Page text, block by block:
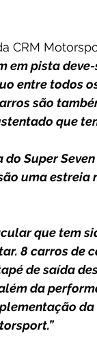
CRM
em pista
entre todos
são
que
Super
uma
8 carros de
de saída
da